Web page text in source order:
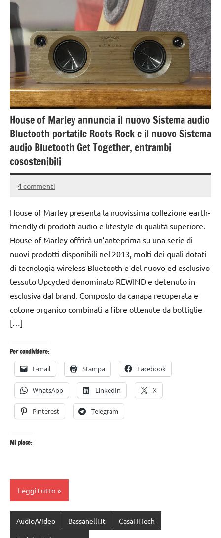
House of Marley annuncia il nuovo Sistema audio
Bluetooth portatile Roots Rock e il nuovo Sistema
audio Bluetooth Get Together, entrambi
cosostenibili
18
2016
Andrea
4 commenti
House of Marley presenta la nuovissima collezione earth-
friendly di prodotti audio e lifestyle di qualità superiore.
House of Marley offrirà un’anteprima su una serie di
nuovi prodotti disponibili nel 2013, molti dei quali dotati
di tecnologia wireless Bluetooth e del nuovo ed esclusivo
tessuto Upcycled denominato REWIND e detenuto in
esclusiva dal brand. Composto da canapa recuperata e
cotone organico combinati a fibre ottenute da bottiglie
[…]
Per condividere:
E-mail Stampa Facebook
WhatsApp LinkedIn X
Pinterest Telegram
Mi piace:
Leggi tutto
Audio/Video Bassanelli.it CasaHiTech